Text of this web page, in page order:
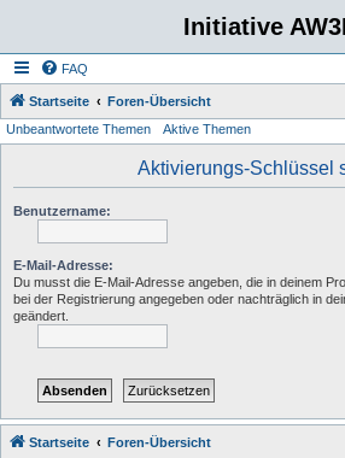
Initiative
FAQ
Startseite Foren-Übersicht
Unbeantwortete Themen Aktive Themen
Aktivierungs-Schlüssel
Benutzername:
E-Mail-Adresse:
Du musst die E-Mail-Adresse angeben, die in deinem
bei der Registrierung angegeben oder nachträglich in
geändert.
Startseite Foren-Übersicht